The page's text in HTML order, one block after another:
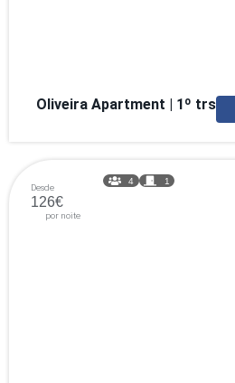
Oliveira Apartment | 1º trs
Desde
126€
por noite
4 1